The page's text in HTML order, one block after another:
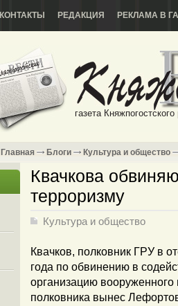
КОНТАКТЫ РЕДАКЦИЯ РЕКЛАМА В
газета
Главная Блоги Культура и общество
Квачкова
терроризму
Культура и общество
Квачков, полковник ГРУ в
года по обвинению в
организацию
полковника вынес